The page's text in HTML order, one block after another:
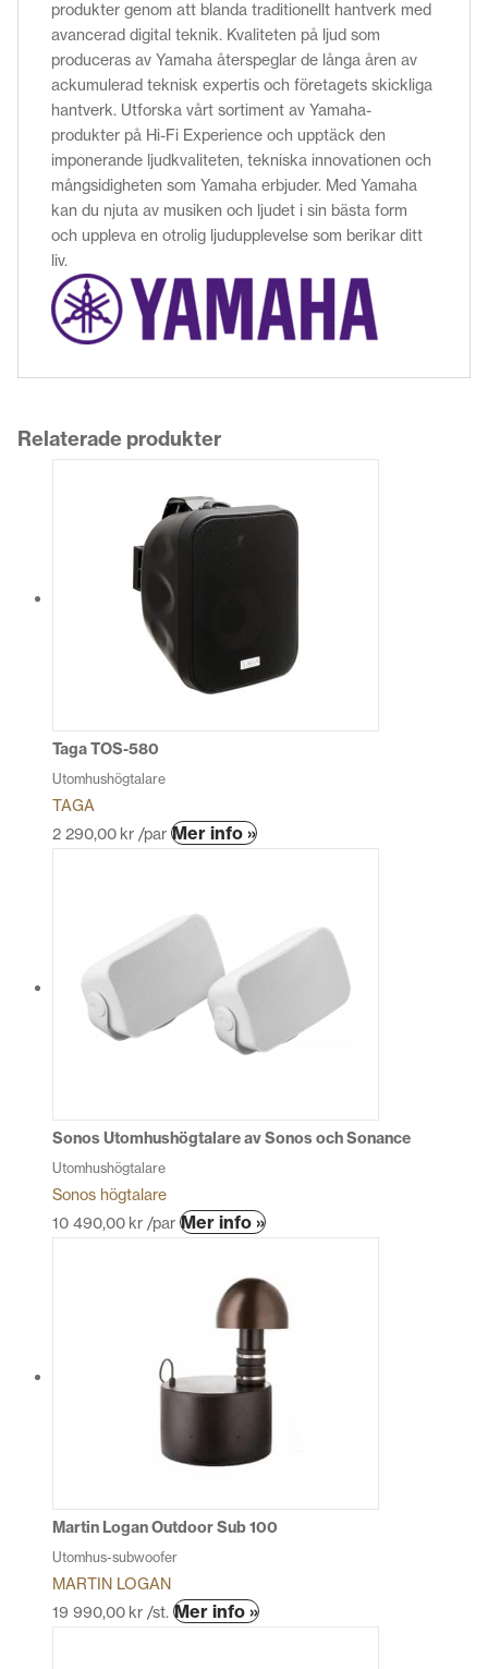
produkter genom att blanda traditionellt hantverk med
avancerad digital teknik. Kvaliteten på ljud som
produceras av Yamaha återspeglar de långa åren av
ackumulerad teknisk expertis och företagets skickliga
hantverk. Utforska vårt sortiment av Yamaha-
produkter på Hi-Fi Experience och upptäck den
imponerande ljudkvaliteten, tekniska innovationen och
mångsidigheten som Yamaha erbjuder. Med Yamaha
kan du njuta av musiken och ljudet i sin bästa form
och uppleva en otrolig ljudupplevelse som berikar ditt
liv.
Relaterade produkter
Taga TOS-580
Utomhushögtalare
TAGA
2 290,00 kr /par Mer info »Den
varianter.
alternativen
kan
produktsidan
Sonos Utomhushögtalare av Sonos och Sonance
Utomhushögtalare
Sonos högtalare
10 490,00 kr /par Mer info »Den
har
flera
varianter.
De
olika
kan
produktsidan
Martin Logan Outdoor Sub 100
Utomhus-subwoofer
MARTIN LOGAN
19 990,00 kr /st. Mer info »Den